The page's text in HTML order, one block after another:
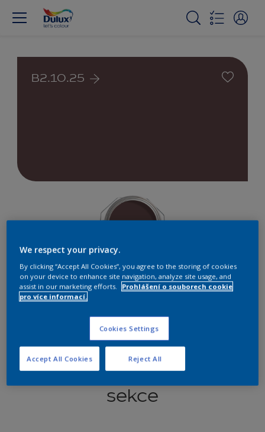
B2.10.25
Najít výrobek v tomto odstínu
Koordinovat barevné
sekce
We respect your privacy.
By clicking “Accept All Cookies”, you agree to the storing of cookies
on your device to enhance site navigation, analyze site usage, and
assist in our marketing efforts.
Prohlášení o souborech cookie
pro více informací.
Cookies Settings
Reject All
Accept All Cookies